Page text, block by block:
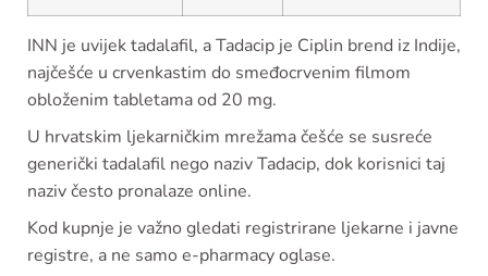
INN je uvijek tadalafil, a Tadacip je Ciplin brend iz Indije,
najčešće u crvenkastim do smeđocrvenim filmom
obloženim tabletama od 20 mg.
U hrvatskim ljekarničkim mrežama češće se susreće
generički tadalafil nego naziv Tadacip, dok korisnici taj
naziv često pronalaze online.
Kod kupnje je važno gledati registrirane ljekarne i javne
registre, a ne samo e-pharmacy oglase.